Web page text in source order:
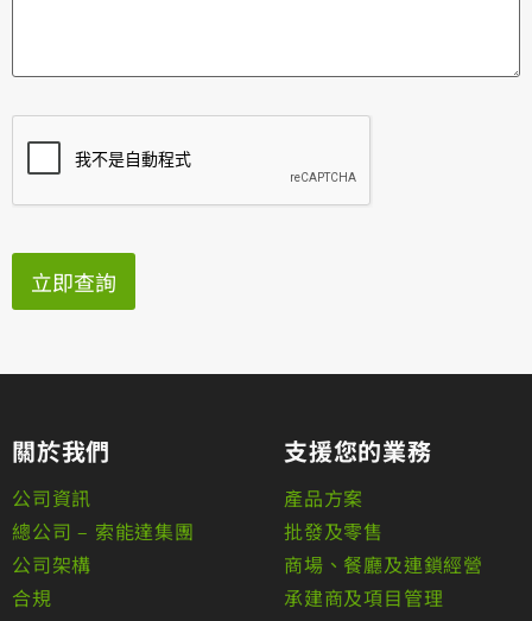
立即查詢
關於我們
公司資訊
總公司 – 索能達集團
公司架構
合規
支援您的業務
產品方案
批發及零售
商場、餐廳及連鎖經營
承建商及項目管理